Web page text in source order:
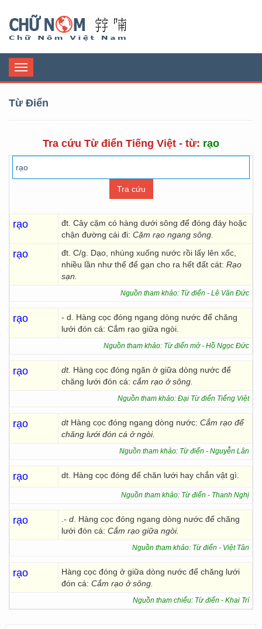
Toggle
navigation
Từ Điển
Tra cứu Từ điển Tiếng Việt - từ: rạo
rạo
đt. Cây cặm có hàng dưới sông để đóng đáy hoặc
chận đường cái đi: Cặm rạo ngang sông.
rạo
đt. C/g. Dạo, nhúng xuống nước rồi lấy lên xốc,
nhiều lần như thế để gạn cho ra hết đất cát: Rạo
sạn.
Nguồn tham khảo: Từ điển - Lê Văn Đức
rạo
- d. Hàng cọc đóng ngang dòng nước để chăng
lưới đón cá: Cắm rạo giữa ngòi.
Nguồn tham khảo: Từ điển mở - Hồ Ngọc Đức
rạo dt. Hàng cọc đóng ngăn ở giữa dòng nước để
chăng lưới đón cá: cắm rạo ở sông.
Nguồn tham khảo: Đại Từ điển Tiếng Việt
rạo dt Hàng cọc đóng ngang dòng nước: Cắm rạo để
chăng lưới đón cá ở ngòi.
Nguồn tham khảo: Từ điển - Nguyễn Lân
rạo dt. Hàng cọc đóng để chăn lưới hay chắn vật gì.
Nguồn tham khảo: Từ điển - Thanh Nghị
rạo .- d . Hàng cọc đóng ngang dòng nước để chăng
lưới đón cá: Cắm rạo giữa ngòi.
Nguồn tham khảo: Từ điển - Việt Tân
rạo
Hàng cọc đóng ở giữa dòng nước để chăng lưới
đón cá: Cắm rạo ở sông.
Nguồn tham chiếu: Từ điển - Khai Trí